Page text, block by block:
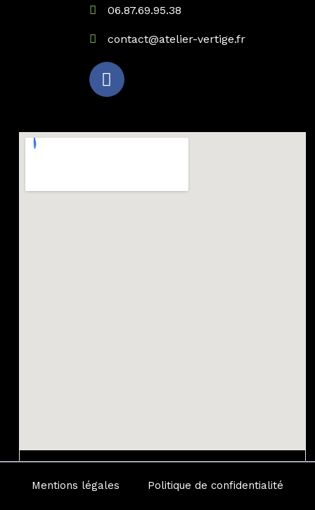
06.87.69.95.38
contact@atelier-vertige.fr
Mentions légales Politique de confidentialité